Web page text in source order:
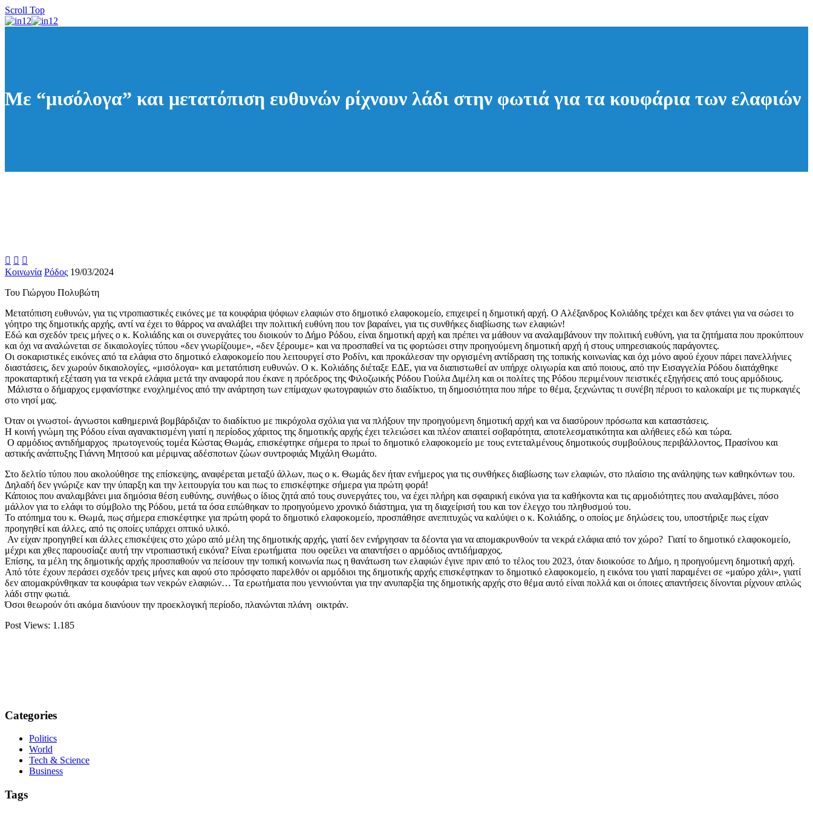
Scroll Top
Με “μισόλογα” και μετατόπιση ευθυνών ρίχνουν λάδι στην φωτιά για τα κουφάρια των ελαφιών
  
Κοινωνία Ρόδος 19/03/2024
Του Γιώργου Πολυβώτη
Μετατόπιση ευθυνών, για τις ντροπιαστικές εικόνες με τα κουφάρια ψόφιων ελαφιών στο δημοτικό ελαφοκομείο, επιχειρεί η δημοτική αρχή. Ο Αλέξανδρος Κολιάδης τρέχει και δεν φτάνει για να σώσει το
γόητρο της δημοτικής αρχής, αντί να έχει το θάρρος να αναλάβει την πολιτική ευθύνη που τον βαραίνει, για τις συνθήκες διαβίωσης των ελαφιών!
Εδώ και σχεδόν τρεις μήνες ο κ. Κολιάδης και οι συνεργάτες του διοικούν το Δήμο Ρόδου, είναι δημοτική αρχή και πρέπει να μάθουν να αναλαμβάνουν την πολιτική ευθύνη, για τα ζητήματα που προκύπτουν
και όχι να αναλώνεται σε δικαιολογίες τύπου «δεν γνωρίζουμε», «δεν ξέρουμε» και να προσπαθεί να τις φορτώσει στην προηγούμενη δημοτική αρχή ή στους υπηρεσιακούς παράγοντες.
Οι σοκαριστικές εικόνες από τα ελάφια στο δημοτικό ελαφοκομείο που λειτουργεί στο Ροδίνι, και προκάλεσαν την οργισμένη αντίδραση της τοπικής κοινωνίας και όχι μόνο αφού έχουν πάρει πανελλήνιες
διαστάσεις, δεν χωρούν δικαιολογίες, «μισόλογα» και μετατόπιση ευθυνών. Ο κ. Κολιάδης διέταξε ΕΔΕ, για να διαπιστωθεί αν υπήρχε ολιγωρία και από ποιους, από την Εισαγγελία Ρόδου διατάχθηκε
προκαταρτική εξέταση για τα νεκρά ελάφια μετά την αναφορά που έκανε η πρόεδρος της Φιλοζωικής Ρόδου Γιούλα Διμέλη και οι πολίτες της Ρόδου περιμένουν πειστικές εξηγήσεις από τους αρμόδιους.
Μάλιστα ο δήμαρχος εμφανίστηκε ενοχλημένος από την ανάρτηση των επίμαχων φωτογραφιών στο διαδίκτυο, τη δημοσιότητα που πήρε το θέμα, ξεχνώντας τι συνέβη πέρυσι το καλοκαίρι με τις πυρκαγιές
στο νησί μας.
Όταν οι γνωστοί- άγνωστοι καθημερινά βομβάρδιζαν το διαδίκτυο με πικρόχολα σχόλια για να πλήξουν την προηγούμενη δημοτική αρχή και να διασύρουν πρόσωπα και καταστάσεις.
Η κοινή γνώμη της Ρόδου είναι αγανακτισμένη γιατί η περίοδος χάριτος της δημοτικής αρχής έχει τελειώσει και πλέον απαιτεί σοβαρότητα, αποτελεσματικότητα και αλήθειες εδώ και τώρα.
Ο αρμόδιος αντιδήμαρχος πρωτογενούς τομέα Κώστας Θωμάς, επισκέφτηκε σήμερα το πρωί το δημοτικό ελαφοκομείο με τους εντεταλμένους δημοτικούς συμβούλους περιβάλλοντος, Πρασίνου και
αστικής ανάπτυξης Γιάννη Μητσού και μέριμνας αδέσποτων ζώων συντροφιάς Μιχάλη Θωμάτο.
Στο δελτίο τύπου που ακολούθησε της επίσκεψης, αναφέρεται μεταξύ άλλων, πως ο κ. Θωμάς δεν ήταν ενήμερος για τις συνθήκες διαβίωσης των ελαφιών, στο πλαίσιο της ανάληψης των καθηκόντων του.
Δηλαδή δεν γνώριζε καν την ύπαρξη και την λειτουργία του και πως το επισκέφτηκε σήμερα για πρώτη φορά!
Κάποιος που αναλαμβάνει μια δημόσια θέση ευθύνης, συνήθως ο ίδιος ζητά από τους συνεργάτες του, να έχει πλήρη και σφαιρική εικόνα για τα καθήκοντα και τις αρμοδιότητες που αναλαμβάνει, πόσο
μάλλον για το ελάφι το σύμβολο της Ρόδου, μετά τα όσα ειπώθηκαν το προηγούμενο χρονικό διάστημα, για τη διαχείρισή του και τον έλεγχο του πληθυσμού του.
Το ατόπημα του κ. Θωμά, πως σήμερα επισκέφτηκε για πρώτη φορά το δημοτικό ελαφοκομείο, προσπάθησε ανεπιτυχώς να καλύψει ο κ. Κολιάδης, ο οποίος με δηλώσεις του, υποστήριξε πως είχαν
προηγηθεί και άλλες, από τις οποίες υπάρχει οπτικό υλικό.
Αν είχαν προηγηθεί και άλλες επισκέψεις στο χώρο από μέλη της δημοτικής αρχής, γιατί δεν ενήργησαν τα δέοντα για να απομακρυνθούν τα νεκρά ελάφια από τον χώρο? Γιατί το δημοτικό ελαφοκομείο,
μέχρι και χθες παρουσίαζε αυτή την ντροπιαστική εικόνα? Είναι ερωτήματα που οφείλει να απαντήσει ο αρμόδιος αντιδήμαρχος.
Επίσης, τα μέλη της δημοτικής αρχής προσπαθούν να πείσουν την τοπική κοινωνία πως η θανάτωση των ελαφιών έγινε πριν από το τέλος του 2023, όταν διοικούσε το Δήμο, η προηγούμενη δημοτική αρχή.
Από τότε έχουν περάσει σχεδόν τρεις μήνες και αφού στο πρόσφατο παρελθόν οι αρμόδιοι της δημοτικής αρχής επισκέφτηκαν το δημοτικό ελαφοκομείο, η εικόνα του γιατί παραμένει σε «μαύρο χάλι», γιατί
δεν απομακρύνθηκαν τα κουφάρια των νεκρών ελαφιών… Τα ερωτήματα που γεννιούνται για την ανυπαρξία της δημοτικής αρχής στο θέμα αυτό είναι πολλά και οι όποιες απαντήσεις δίνονται ρίχνουν απλώς
λάδι στην φωτιά.
Όσοι θεωρούν ότι ακόμα διανύουν την προεκλογική περίοδο, πλανώνται πλάνη οικτράν.
Post Views: 1.185
Categories
Politics
World
Tech & Science
Business
Tags